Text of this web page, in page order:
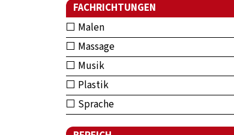
FACHRICHTUNGEN
Malen
Massage
Musik
Plastik
Sprache